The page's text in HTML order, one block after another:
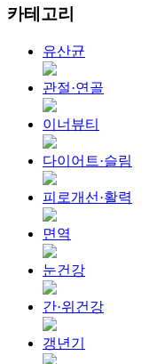
카테고리
유산균
관절·연골
이너뷰티
다이어트·슬림
피로개선·활력
면역
눈건강
간·위건강
갱년기